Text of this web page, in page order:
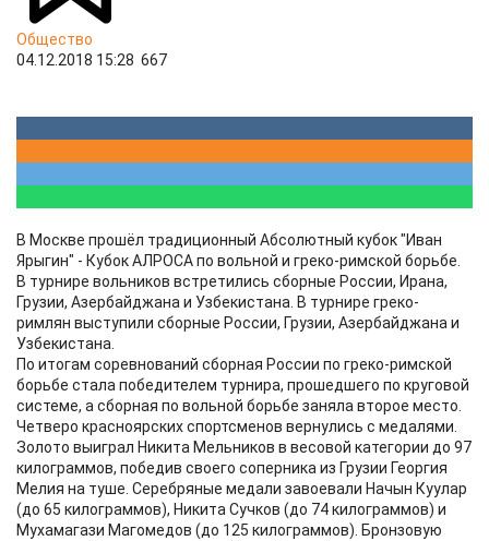
Общество
04.12.2018 15:28 667
В Москве прошёл традиционный Абсолютный кубок "Иван
Ярыгин" - Кубок АЛРОСА по вольной и греко-римской борьбе.
В турнире вольников встретились сборные России, Ирана,
Грузии, Азербайджана и Узбекистана. В турнире греко-
римлян выступили сборные России, Грузии, Азербайджана и
Узбекистана.
По итогам соревнований сборная России по греко-римской
борьбе стала победителем турнира, прошедшего по круговой
системе, а сборная по вольной борьбе заняла второе место.
Четверо красноярских спортсменов вернулись с медалями.
Золото выиграл Никита Мельников в весовой категории до 97
килограммов, победив своего соперника из Грузии Георгия
Мелия на туше. Серебряные медали завоевали Начын Куулар
(до 65 килограммов), Никита Сучков (до 74 килограммов) и
Мухамагази Магомедов (до 125 килограммов). Бронзовую